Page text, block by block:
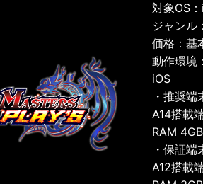
対象OS
ジャンル
価格：基
動作環境
iOS
・推奨端
A14搭載
RAM
・保証端
A12搭載